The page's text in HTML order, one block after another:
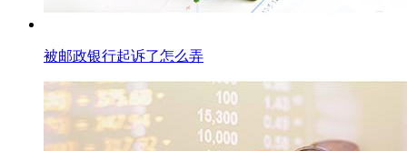
被邮政银行起诉了怎么弄